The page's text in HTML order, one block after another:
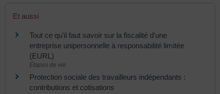
Et aussi
Tout ce qu'il faut savoir sur la fiscalité d'une
entreprise unipersonnelle à responsabilité limitée
(EURL)
Étapes de vie
Protection sociale des travailleurs indépendants :
contributions et cotisations